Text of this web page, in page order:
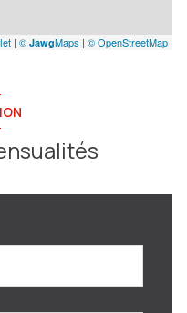
| © JawgMaps | © OpenStreetMap